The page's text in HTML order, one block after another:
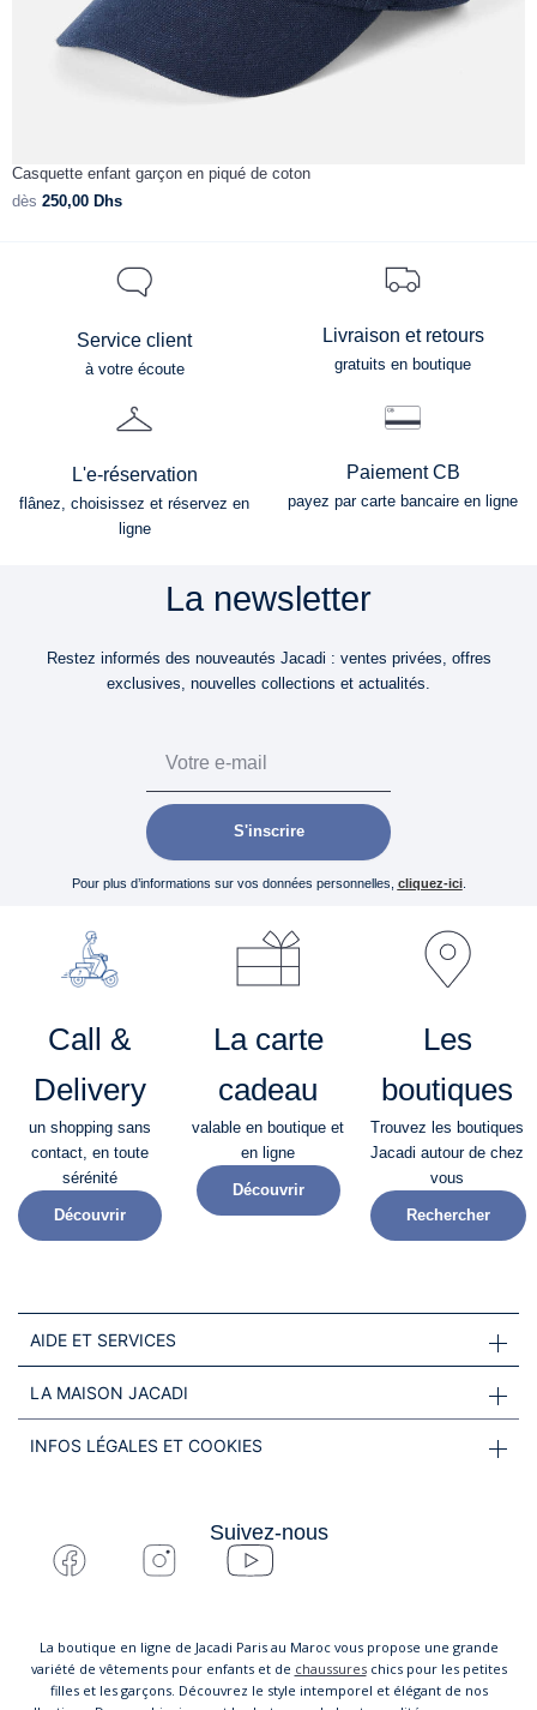
Casquette enfant garçon en piqué de coton
dès 250,00 Dhs
Service client
à votre écoute
Livraison et retours
gratuits en boutique
L'e-réservation
flânez, choisissez et réservez en
ligne
Paiement CB
payez par carte bancaire en ligne
La newsletter
Restez informés des nouveautés Jacadi : ventes privées, offres
exclusives, nouvelles collections et actualités.
S'inscrire
Pour plus d’informations sur vos données personnelles, cliquez-ici.
Call &
Delivery
un shopping sans
contact, en toute
sérénité​
Découvrir
La carte
cadeau
valable en boutique et
en ligne
Découvrir
Les
boutiques
Trouvez les boutiques
Jacadi autour de chez
vous
Rechercher
AIDE ET SERVICES
LA MAISON JACADI
INFOS LÉGALES ET COOKIES
Suivez-nous
La boutique en ligne de Jacadi Paris au Maroc vous propose une grande
variété de vêtements pour enfants et de chaussureschics pour les petites
filles et les garçons. Découvrez le style intemporel et élégant de nos